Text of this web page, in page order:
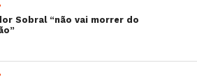
Sobral “não vai morrer do